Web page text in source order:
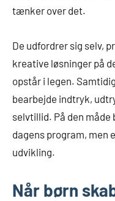
tænker over det.
De udfordrer sig selv,
kreative løsninger på
opstår i legen.
bearbejde indtryk,
selvtillid. På den måde
dagens program, men
udvikling.
Når børn